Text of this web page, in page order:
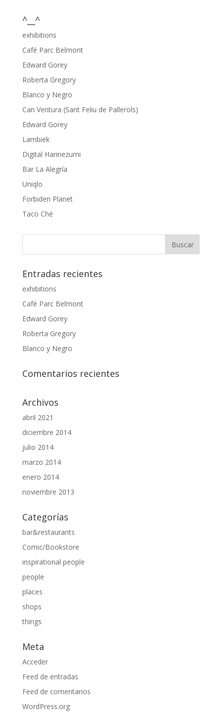
^__^
exhibitions
Café Parc Belmont
Edward Gorey
Roberta Gregory
Blanco y Negro
Can Ventura (Sant Feliu de Pallerols)
Edward Gorey
Lambiek
Digital Harinezumi
Bar La Alegría
Uniqlo
Forbiden Planet
Taco Ché
Entradas recientes
exhibitions
Café Parc Belmont
Edward Gorey
Roberta Gregory
Blanco y Negro
Comentarios recientes
Archivos
abril 2021
diciembre 2014
julio 2014
marzo 2014
enero 2014
noviembre 2013
Categorías
bar&restaurants
Comic/Bookstore
inspirational people
people
places
shops
things
Meta
Acceder
Feed de entradas
Feed de comentarios
WordPress.org